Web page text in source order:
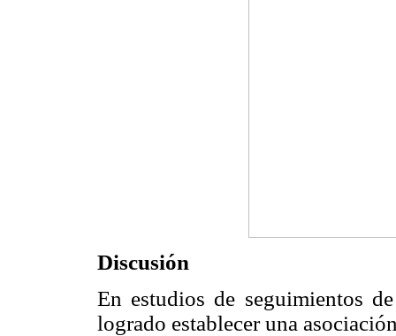
Discusión
En estudios de seguimientos
logrado establecer una